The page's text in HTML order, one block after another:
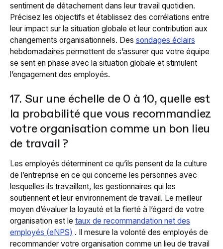
sentiment de détachement dans leur travail quotidien.
Précisez les objectifs et établissez des corrélations entre
leur impact sur la situation globale et leur contribution aux
changements organisationnels. Des sondages éclairs
hebdomadaires permettent de s’assurer que votre équipe
se sent en phase avec la situation globale et stimulent
l’engagement des employés.
17. Sur une échelle de 0 à 10, quelle est
la probabilité que vous recommandiez
votre organisation comme un bon lieu
de travail ?
Les employés déterminent ce qu’ils pensent de la culture
de l’entreprise en ce qui concerne les personnes avec
lesquelles ils travaillent, les gestionnaires qui les
soutiennent et leur environnement de travail. Le meilleur
moyen d’évaluer la loyauté et la fierté à l’égard de votre
organisation est le taux de recommandation net des
employés (eNPS) . Il mesure la volonté des employés de
recommander votre organisation comme un lieu de travail